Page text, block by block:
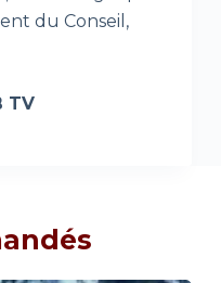
du Conseil,
TV